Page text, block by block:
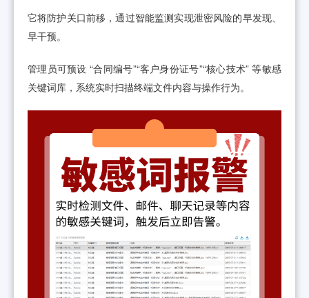
它将防护关口前移，通过智能监测实现泄密风险的早发现、
早干预。
管理员可预设 “合同编号”“客户身份证号”“核心技术” 等敏感
关键词库，系统实时扫描终端文件内容与操作行为。